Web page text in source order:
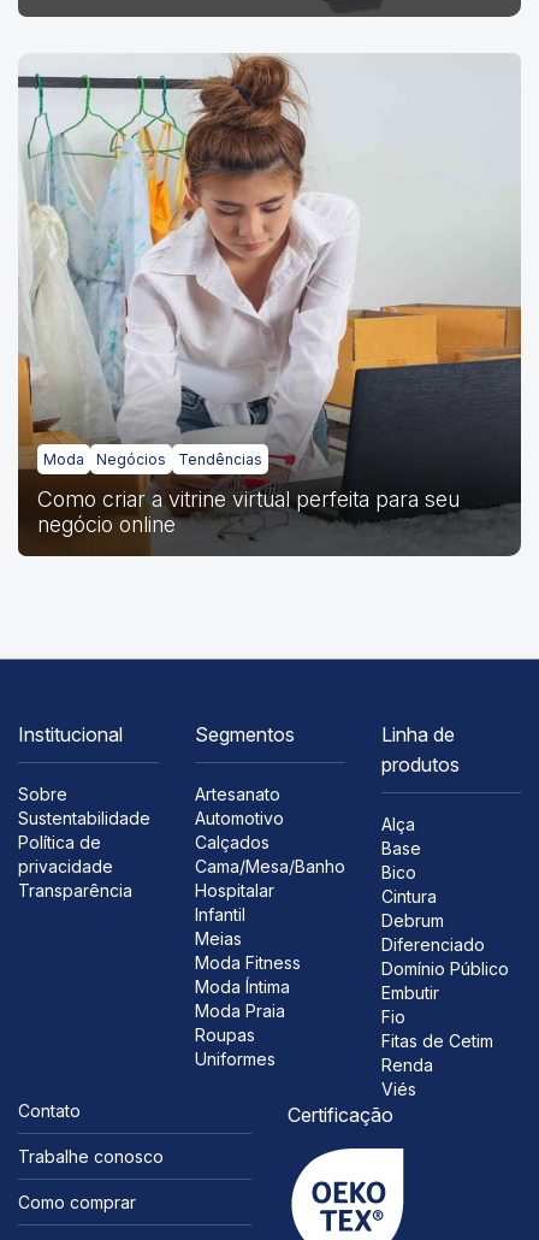
Moda Negócios Tendências
Como criar a vitrine virtual perfeita para seu
negócio online
Institucional
Sobre
Sustentabilidade
Política de
privacidade
Transparência
Segmentos
Artesanato
Automotivo
Calçados
Cama/Mesa/Banho
Hospitalar
Infantil
Meias
Moda Fitness
Moda Íntima
Moda Praia
Roupas
Uniformes
Linha de
produtos
Alça
Base
Bico
Cintura
Debrum
Diferenciado
Domínio Público
Embutir
Fio
Fitas de Cetim
Renda
Viés
Contato
Trabalhe conosco
Como comprar
Certificação